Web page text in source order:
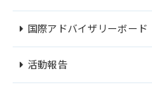
国際アドバイザリーボード
活動報告